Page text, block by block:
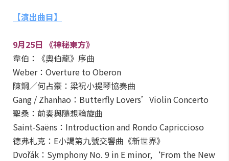
【演出曲目】
9月25日 《神秘東方》
韋伯：《奧伯龍》序曲
Weber：Overture to Oberon
陳鋼／何占豪：梁祝小提琴協奏曲
Gang / Zhanhao：Butterfly Lovers’Violin Concerto
聖桑：前奏與隨想輪旋曲
Saint-Saëns：Introduction and Rondo Capriccioso
德弗札克：E小調第九號交響曲《新世界》
Dvořák：Symphony No. 9 in E minor,‘From the New